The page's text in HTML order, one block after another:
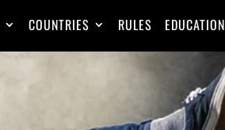
COUNTRIES RULES EDUCATION